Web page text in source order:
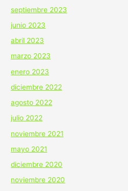
septiembre 2023
junio 2023
abril 2023
marzo 2023
enero 2023
diciembre 2022
agosto 2022
julio 2022
noviembre 2021
mayo 2021
diciembre 2020
noviembre 2020